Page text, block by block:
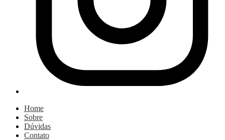
Home
Sobre
Dúvidas
Contato